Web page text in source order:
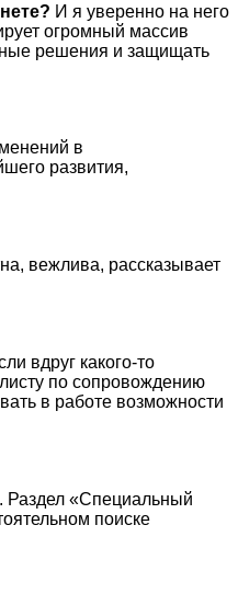
И я уверенно на него
огромный массив
решения и защищать
в
развития,
вежлива, рассказывает
вдруг какого-то
по сопровождению
в работе возможности
Раздел «Специальный
поиске